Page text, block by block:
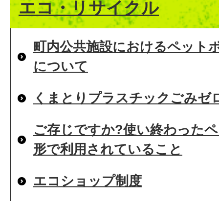
エコ・リサイクル
町内公共施設におけるペット
について
くまとりプラスチックごみゼ
ご存じですか?使い終わった
形で利用されていること
エコショップ制度